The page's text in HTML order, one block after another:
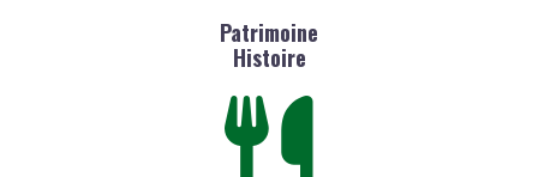
Patrimoine
Histoire